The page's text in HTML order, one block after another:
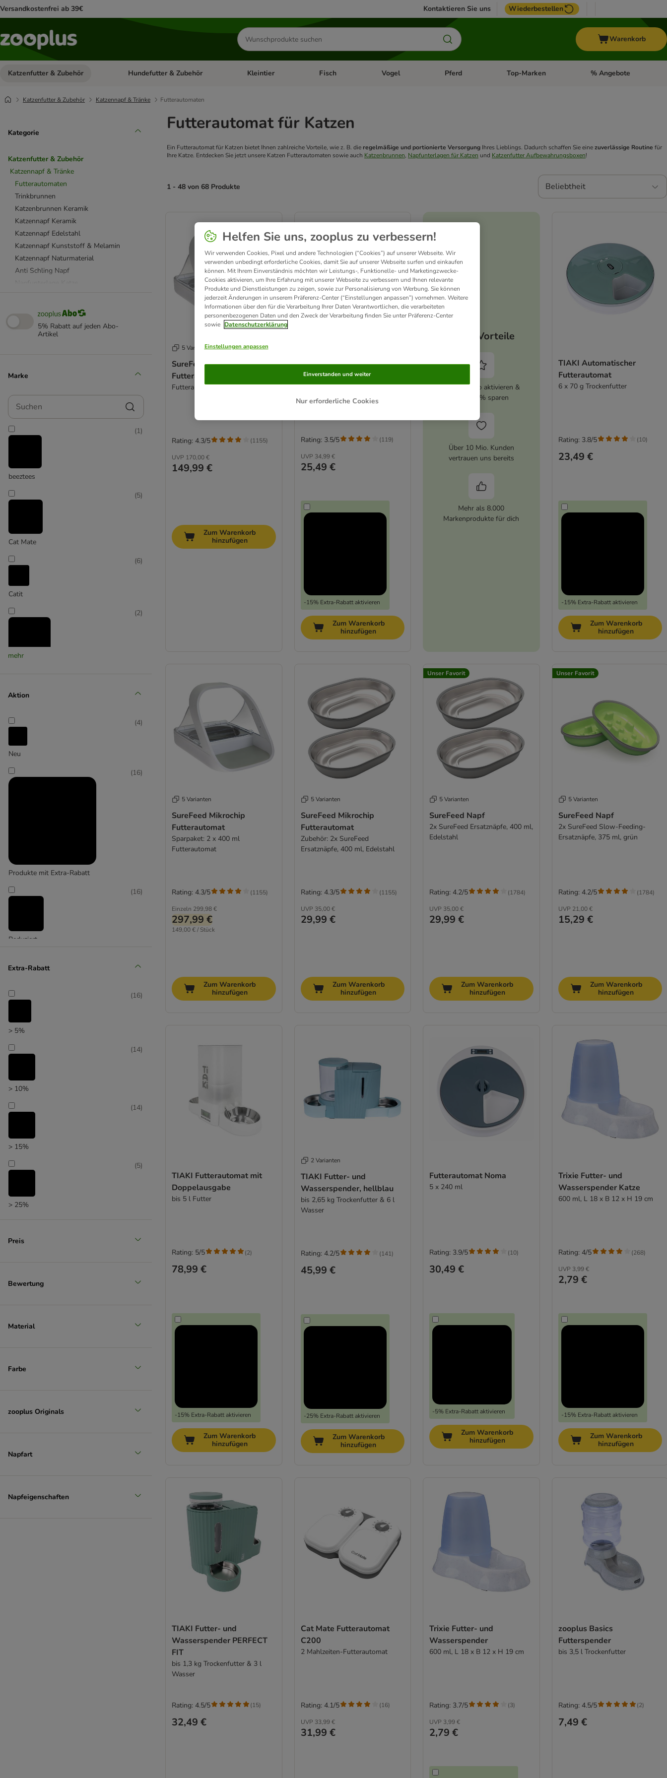
Versandkostenfrei ab 39€ Kontaktieren Sie uns Wiederbestellen
Produkte
suchen
Warenkorb
Katzenfutter & Zubehör Kategorie-Menü öffnen: Katzenfutter & Zubehör
Hundefutter & Zubehör Kategorie-Menü öffnen: Hundefutter & Zubehör
Kleintier Kategorie-Menü öffnen: Kleintier
Fisch Kategorie-Menü öffnen: Fisch
Vogel Kategorie-Menü öffnen: Vogel
Pferd Kategorie-Menü öffnen: Pferd
Top-Marken Kategorie-Menü öffnen:
% Angebote
Katzenfutter & Zubehör Katzennapf & Tränke Futterautomaten
Kategorie
Katzenfutter & Zubehör
Katzennapf & Tränke
Futterautomaten
Trinkbrunnen
Katzenbrunnen Keramik
Katzennapf Keramik
Katzennapf Edelstahl
Katzennapf Kunststoff & Melamin
Katzennapf Naturmaterial
Anti Schling Napf
Katzenfutter Aufbewahrung
5% Rabatt auf jeden Abo-
Artikel
Marke
Suchen
beeztees
(1)
Cat Mate
(5)
Catit
(6)
(2)
mehr
Aktion
Neu
(4)
Produkte mit Extra-Rabatt
(16)
Reduziert
(16)
Unser Favorit
Extra-Rabatt
> 5%
(16)
> 10%
(14)
> 15%
(14)
> 25%
(5)
(1)
Preis
Bewertung
Material
Farbe
zooplus Originals
Napfart
Napfeigenschaften
Futterautomat für Katzen
Ein Futterautomat für Katzen bietet Ihnen zahlreiche Vorteile, wie z. B. die regelmäßige und portionierte Versorgung Ihres Lieblings. Dadurch schaffen Sie einezuverlässige Routine für
Ihre Katze. Entdecken Sie jetzt unsere Katzen Futterautomaten sowie auch Katzenbrunnen, Napfunterlagen für Katzen und Katzenfutter Aufbewahrungsboxen!
1 - 48 von 68 Produkte Beliebtheit
5 Varianten
SureFeed Mikrochip
Futterautomat
Futterautomat 400 ml
UVP 170,00 €
149,99 €
Rating: 4.3/5 (1155)
Zum Warenkorb
hinzufügen
Trixie Futterautomat TX2
2 x 300 ml
UVP 34,99 €
25,49 €
-15% Extra-Rabatt aktivieren
Rating: 3.5/5 (119)
Zum Warenkorb
hinzufügen
Deine Vorteile
zooplus Abo aktivieren &
immer 5% sparen
Über 10 Mio. Kunden
vertrauen uns bereits
Mehr als 8.000
Markenprodukte für dich
TIAKI Automatischer
Futterautomat
6 x 70 g Trockenfutter
23,49 €
-15% Extra-Rabatt aktivieren
Rating: 3.8/5 (10)
Zum Warenkorb
hinzufügen
5 Varianten
SureFeed Mikrochip
Futterautomat
Sparpaket: 2 x 400 ml
Futterautomat
Einzeln 299,98 €
297,99 €
149,00 € / Stück
Rating: 4.3/5 (1155)
Zum Warenkorb
hinzufügen
5 Varianten
SureFeed Mikrochip
Futterautomat
Zubehör: 2x SureFeed
Ersatznäpfe, 400 ml, Edelstahl
UVP 35,00 €
29,99 €
Rating: 4.3/5 (1155)
Zum Warenkorb
hinzufügen
Unser Favorit
5 Varianten
SureFeed Napf
2x SureFeed Ersatznäpfe, 400 ml,
Edelstahl
UVP 35,00 €
29,99 €
Rating: 4.2/5 (1784)
Zum Warenkorb
hinzufügen
Unser Favorit
5 Varianten
SureFeed Napf
2x SureFeed Slow-Feeding-
Ersatznäpfe, 375 ml, grün
UVP 21,00 €
15,29 €
Rating: 4.2/5 (1784)
Zum Warenkorb
hinzufügen
TIAKI Futterautomat mit
Doppelausgabe
bis 5 l Futter
78,99 €
-15% Extra-Rabatt aktivieren
Rating: 5/5 (2)
Zum Warenkorb
hinzufügen
2 Varianten
TIAKI Futter- und
Wasserspender, hellblau
bis 2,65 kg Trockenfutter & 6 l
Wasser
45,99 €
-25% Extra-Rabatt aktivieren
Rating: 4.2/5 (141)
Zum Warenkorb
hinzufügen
Futterautomat Noma
5 x 240 ml
30,49 €
-5% Extra-Rabatt aktivieren
Rating: 3.9/5 (10)
Zum Warenkorb
hinzufügen
Trixie Futter- und
Wasserspender Katze
600 ml, L 18 x B 12 x H 19 cm
UVP 3,99 €
2,79 €
-15% Extra-Rabatt aktivieren
Rating: 4/5 (268)
Zum Warenkorb
hinzufügen
TIAKI Futter- und
Wasserspender PERFECT
FIT
bis 1,3 kg Trockenfutter & 3 l
Wasser
32,49 €
Rating: 4.5/5 (15)
Cat Mate Futterautomat
C200
2 Mahlzeiten-Futterautomat
UVP 33,99 €
31,99 €
Rating: 4.1/5 (16)
Trixie Futter- und
Wasserspender
600 ml, L 18 x B 12 x H 19 cm
UVP 3,99 €
2,79 €
Rating: 3.7/5 (3)
zooplus Basics
Futterspender
bis 3,5 l Trockenfutter
7,49 €
Rating: 4.5/5 (2)
Helfen Sie uns, zooplus zu verbessern!
Wir verwenden Cookies, Pixel und andere Technologien (“Cookies”) auf unserer Webseite. Wir
verwenden unbedingt erforderliche Cookies, damit Sie auf unserer Webseite surfen und einkaufen
können. Mit Ihrem Einverständnis möchten wir Leistungs-, Funktionelle- und Marketingzwecke-
Cookies aktivieren, um Ihre Erfahrung mit unserer Webseite zu verbessern und Ihnen relevante
Produkte und Dienstleistungen zu zeigen, sowie zur Personalisierung von Werbung. Sie können
jederzeit Änderungen in unserem Präferenz-Center (“Einstellungen anpassen”) vornehmen. Weitere
Informationen über den für die Verarbeitung Ihrer Daten Verantwortlichen, die verarbeiteten
personenbezogenen Daten und den Zweck der Verarbeitung finden Sie unter Präferenz-Center
sowie Datenschutzerklärung
Einstellungen anpassen
Nur erforderliche Cookies
Einverstanden und weiter